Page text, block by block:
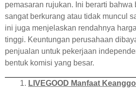
pemasaran rujukan. Ini berarti bahwa
sangat berkurang atau tidak muncul
ini juga menjelaskan rendahnya
tinggi. Keuntungan perusahaan
penjualan untuk pekerjaan
bentuk komisi yang besar.
LIVEGOOD Manfaat